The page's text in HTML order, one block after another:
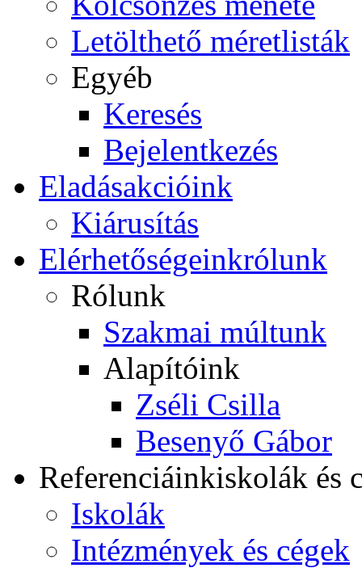
Letölthető méretlisták
Egyéb
Keresés
Bejelentkezés
Eladásakcióink
Kiárusítás
Elérhetőségeinkrólunk
Rólunk
Szakmai múltunk
Alapítóink
Zséli Csilla
Besenyő Gábor
Referenciáinkiskolák és
Iskolák
Intézmények és cégek